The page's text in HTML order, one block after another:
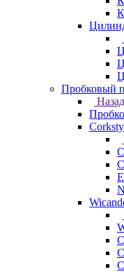
Пробковый
Назад